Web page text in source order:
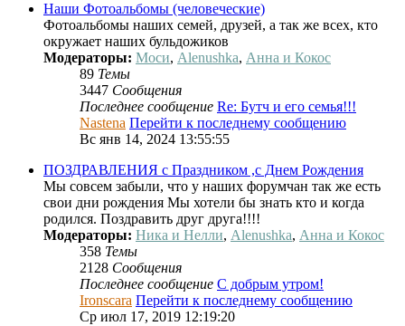
Наши Фотоальбомы (человеческие)
Фотоальбомы наших семей, друзей, а так же всех, кто
окружает наших бульдожиков
Модераторы: Моси, Alenushka, Анна и Кокос
89 Темы
3447 Сообщения
Последнее сообщение Re: Бутч и его семья!!!
Nastena Перейти к последнему сообщению
Вс янв 14, 2024 13:55:55
ПОЗДРАВЛЕНИЯ с Праздником ,с Днем Рождения
Мы совсем забыли, что у наших форумчан так же есть
свои дни рождения Мы хотели бы знать кто и когда
родился. Поздравить друг друга!!!!
Модераторы: Ника и Нелли, Alenushka, Анна и Кокос
358 Темы
2128 Сообщения
Последнее сообщение С добрым утром!
Ironscara Перейти к последнему сообщению
Ср июл 17, 2019 12:19:20